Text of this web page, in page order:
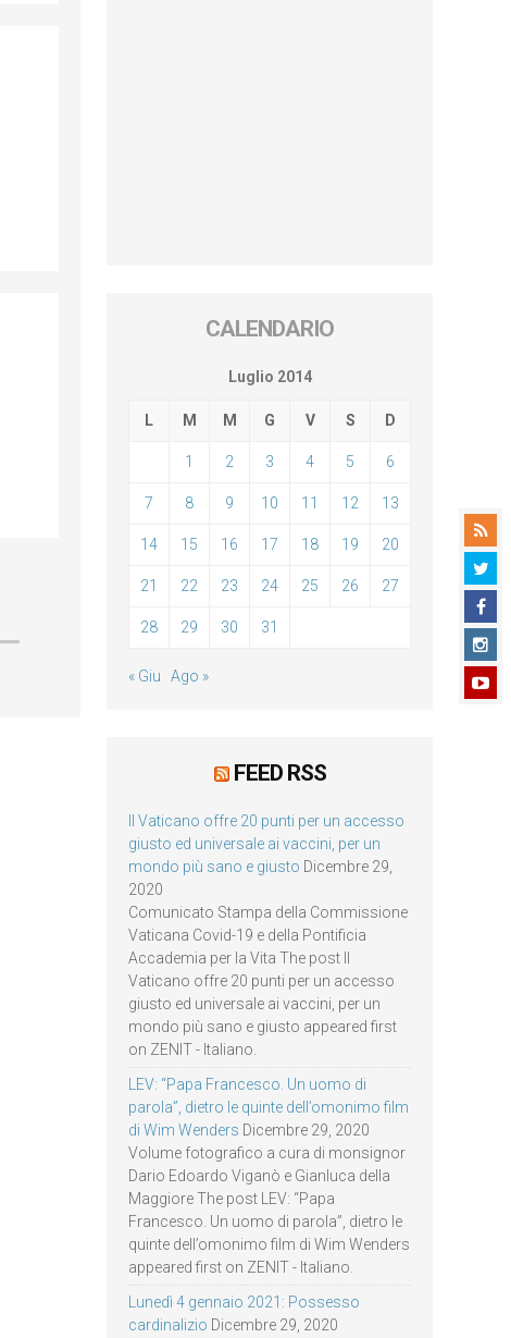
CALENDARIO
Luglio 2014
L M M G V S D
1 2 3 4 5 6
7 8 9 10 11 12 13
14 15 16 17 18 19 20
21 22 23 24 25 26 27
28 29 30 31
« Giu Ago »
FEED RSS
Il Vaticano offre 20 punti per un accesso
giusto ed universale ai vaccini, per un
mondo più sano e giusto Dicembre 29,
2020
Comunicato Stampa della Commissione
Vaticana Covid-19 e della Pontificia
Accademia per la Vita The post Il
Vaticano offre 20 punti per un accesso
giusto ed universale ai vaccini, per un
mondo più sano e giusto appeared first
on ZENIT - Italiano.
LEV: “Papa Francesco. Un uomo di
parola”, dietro le quinte dell’omonimo film
di Wim Wenders Dicembre 29, 2020
Volume fotografico a cura di monsignor
Dario Edoardo Viganò e Gianluca della
Maggiore The post LEV: “Papa
Francesco. Un uomo di parola”, dietro le
quinte dell’omonimo film di Wim Wenders
appeared first on ZENIT - Italiano.
Lunedì 4 gennaio 2021: Possesso
cardinalizio Dicembre 29, 2020